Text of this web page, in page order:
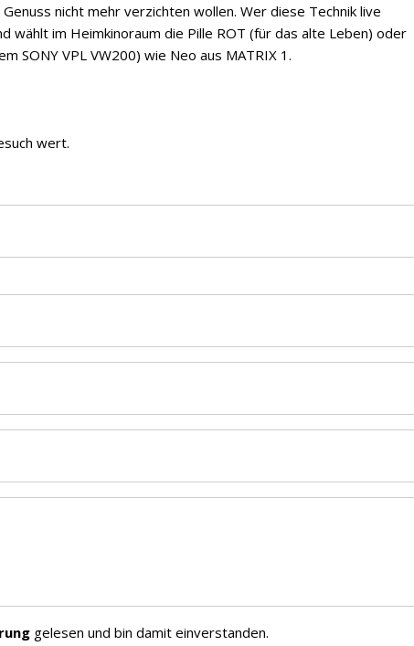
nicht mehr verzichten wollen. Wer diese Technik live
wählt im Heimkinoraum die Pille ROT (für das alte Leben) oder
SONY VPL VW200) wie Neo aus MATRIX 1.
wert.
gelesen und bin damit einverstanden.